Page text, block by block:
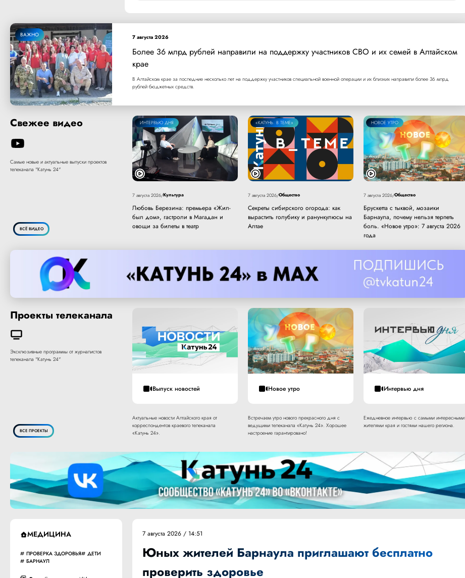
ВАЖНО 7 августа 2026
Более 36 млрд рублей направили на поддержку участников СВО и их семей в Алтайском
крае
В Алтайском крае за последние несколько лет на поддержку участников специальной военной операции и их близких направили более 36 млрд
рублей бюджетных средств.
Свежее видео
Самые новые и актуальные выпуски проектов
телеканала "Катунь 24"
ВСЁ ВИДЕО
ИНТЕРВЬЮ ДНЯ
7 августа 2026/Культура
Любовь Березина: премьера «Жил-
был дом», гастроли в Магадан и
овощи за билеты в театр
«КАТУНЬ. В ТЕМЕ»
7 августа 2026/Общество
Секреты сибирского огорода: как
вырастить голубику и ранункулюсы на
Алтае
НОВОЕ УТРО
7 августа 2026/Общество
Брускетта с тыквой, мозаики
Барнаула, почему нельзя терпеть
боль. «Новое утро»: 7 августа 2026
года
Проекты телеканала
Эксклюзивные программы от журналистов
телеканала "Катунь 24"
ВСЕ ПРОЕКТЫ
Выпуск новостей
Актуальные новости Алтайского края от
корреспондентов краевого телеканала
«Катунь 24».
Новое утро
Встречаем утро нового прекрасного дня с
ведущими телеканала «Катунь 24». Хорошее
настроение гарантировано!
Интервью дня
Ежедневное интервью с самыми интересными
жителями края и гостями нашего региона.
МЕДИЦИНА
ПРОВЕРКА ЗДОРОВЬЯ
ДЕТИ
БАРНАУЛ
7 августа 2026 / 14:51
Юных жителей Барнаула приглашают бесплатно
проверить здоровье